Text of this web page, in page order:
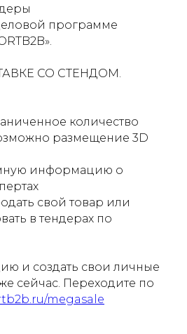
программе
СО СТЕНДОМ.
количество
размещение 3D
информацию о
свой товар или
в тендерах по
и создать свои личные
сейчас. Переходите по
megasale